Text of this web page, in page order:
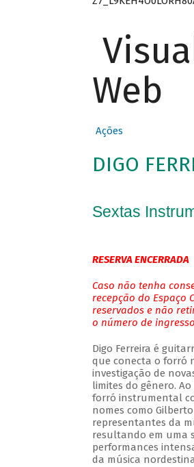
Web
Ações
DIGO
Sextas
RESERVA ENCERRADA
Caso não tenha
recepção do Espaço
reservados e não
o número de
Digo Ferreira é
que conecta o forró
investigação de
limites do gênero.
forró instrumental
nomes como
representantes da
resultando em uma
performances
da música